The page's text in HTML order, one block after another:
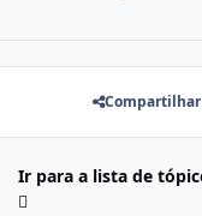
Compartilhar
Ir para a lista de